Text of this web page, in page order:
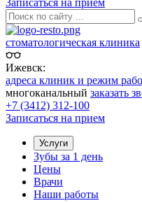
Записаться на прием
стоматологическая клиника
Ижевск:
адреса клиник и режим
многоканальный заказать
+7 (3412) 312-100
Записаться на прием
Услуги
Зубы за 1 день
Цены
Врачи
Наши работы